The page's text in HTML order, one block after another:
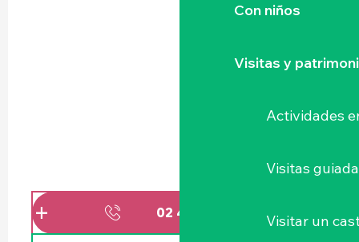
Con niños
Visitas y
Actividades
Visitas
Visitar un
02 40 54 75